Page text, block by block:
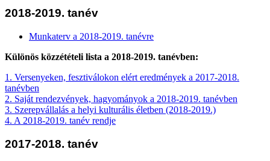
2018-2019. tanév
Munkaterv a 2018-2019. tanévre
Különös közzétételi lista a 2018-2019. tanévben:
1. Versenyeken, fesztiválokon elért eredmények a 2017-2018.
tanévben
2. Saját rendezvények, hagyományok a 2018-2019. tanévben
3. Szerepvállalás a helyi kulturális életben (2018-2019.)
4. A 2018-2019. tanév rendje
2017-2018. tanév